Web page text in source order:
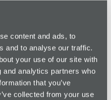
content and ads, to
and to analyse our traffic.
your use of our site with
analytics partners who
that you’ve
collected from your use